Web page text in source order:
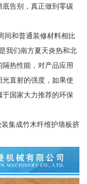
告别，真正做到零碳
间和普通装修材料相比
我们南方夏天炎热和北
热性能，对产品应用
直射的强度，如果使
国家大力推荐的环保
集成竹木纤维护墙板挤